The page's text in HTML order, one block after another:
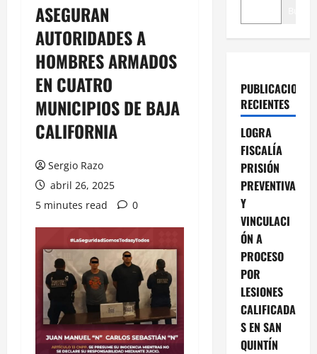
ASEGURAN
AUTORIDADES A
HOMBRES ARMADOS
EN CUATRO
MUNICIPIOS DE BAJA
CALIFORNIA
Sergio Razo
abril 26, 2025
5 minutes read
0
PUBLICACIONES
RECIENTES
LOGRA
FISCALÍA
PRISIÓN
PREVENTIVA
Y
VINCULACI
ÓN A
PROCESO
POR
LESIONES
CALIFICADA
S EN SAN
QUINTÍN